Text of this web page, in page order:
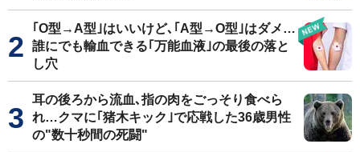
｢O型→A型｣はいいけど､｢A型→O型｣はダメ…
誰にでも輸血できる｢万能血液｣の最後の落と
し穴
耳の後ろから流血､指の肉をごっそり食べら
れ…クマに｢猪木キック｣で応戦した36歳男性
の"数十秒間の死闘"